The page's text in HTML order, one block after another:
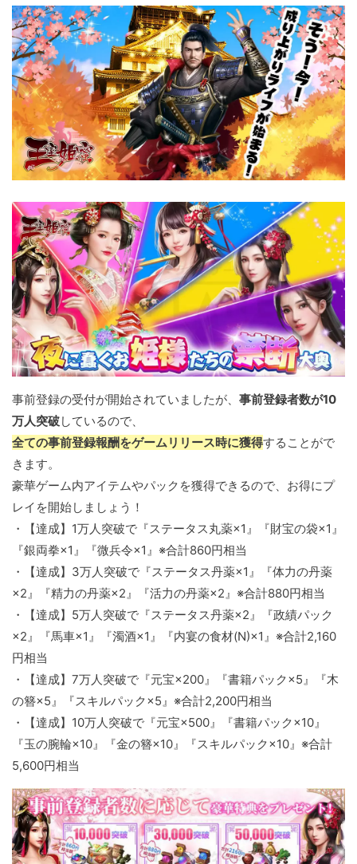
事前登録の受付が開始されていましたが、 事前登録者数が10
万人突破しているので、
全ての事前登録報酬をゲームリリース時に獲得することがで
きます。
豪華ゲーム内アイテムやパックを獲得できるので、お得にプ
レイを開始しましょう！
・【達成】1万人突破で『ステータス丸薬×1』『財宝の袋×1』
『銀両拳×1』『微兵令×1』※合計860円相当
・【達成】3万人突破で『ステータス丹薬×1』『体力の丹薬
×2』『精力の丹薬×2』『活力の丹薬×2』※合計880円相当
・【達成】5万人突破で『ステータス丹薬×2』『政績パック
×2』『馬車×1』『濁酒×1』『内宴の食材(N)×1』※合計2,160
円相当
・【達成】7万人突破で『元宝×200』『書籍パック×5』『木
の簪×5』『スキルパック×5』※合計2,200円相当
・【達成】10万人突破で『元宝×500』『書籍パック×10』
『玉の腕輪×10』『金の簪×10』『スキルパック×10』※合計
5,600円相当